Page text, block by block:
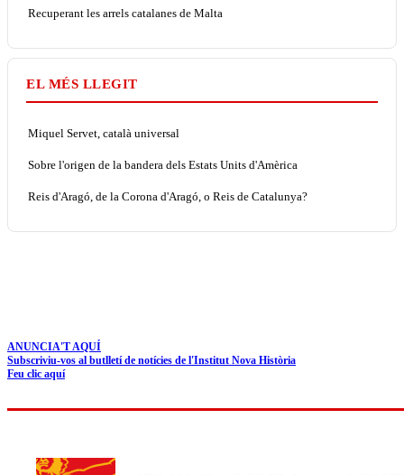
Recuperant les arrels catalanes de Malta
EL MÉS LLEGIT
Miquel Servet, català universal
Sobre l'origen de la bandera dels Estats Units d'Amèrica
Reis d'Aragó, de la Corona d'Aragó, o Reis de Catalunya?
ANUNCIA'T AQUÍ
Subscriviu-vos al butlletí de notícies de l'Institut Nova Història
Feu clic aquí